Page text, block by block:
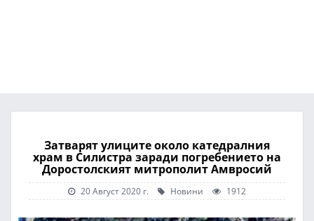
Затварят улиците около катедралния
храм в Силистра заради погребението на
Доростолският митрополит Амвросий
20 Август 2020 г. Новини 1912